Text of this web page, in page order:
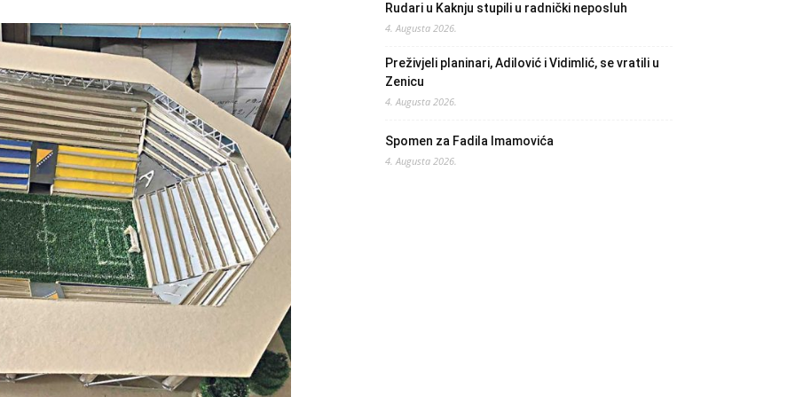
Rudari u Kaknju stupili u radnički neposluh
4. Augusta 2026.
Preživjeli planinari, Adilović i Vidimlić, se vratili u
Zenicu
4. Augusta 2026.
Spomen za Fadila Imamovića
4. Augusta 2026.